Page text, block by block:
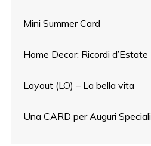
Mini Summer Card
Home Decor: Ricordi d’Estate
Layout (LO) – La bella vita
Una CARD per Auguri Speciali